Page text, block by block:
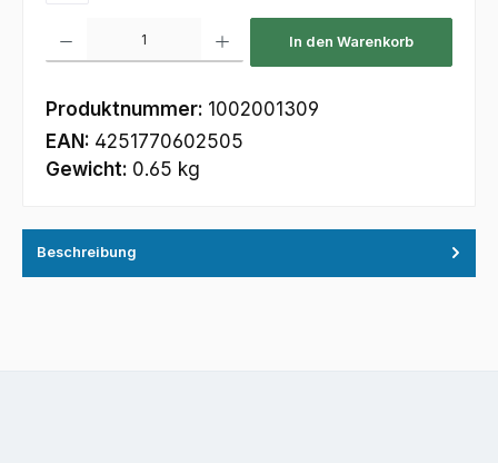
In den Warenkorb
Produktnummer: 1002001309
EAN: 4251770602505
Gewicht: 0.65 kg
Beschreibung